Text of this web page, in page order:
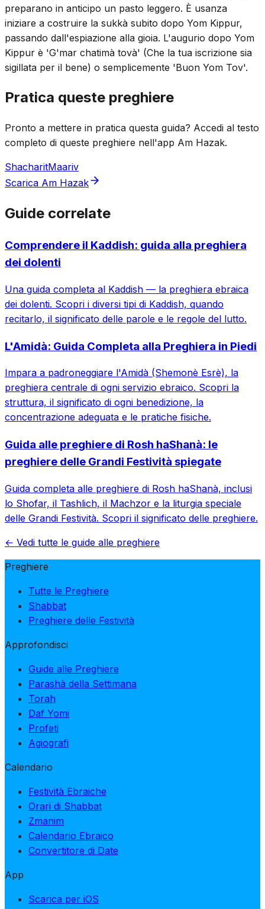
preparano in anticipo un pasto leggero. È usanza
iniziare a costruire la sukkà subito dopo Yom Kippur,
passando dall'espiazione alla gioia. L'augurio dopo Yom
Kippur è 'G'mar chatimà tovà' (Che la tua iscrizione sia
sigillata per il bene) o semplicemente 'Buon Yom Tov'.
Pratica queste preghiere
Pronto a mettere in pratica questa guida? Accedi al testo
completo di queste preghiere nell'app Am Hazak.
ShacharitMaariv
Scarica Am Hazak
Guide correlate
Comprendere il Kaddish: guida alla preghiera
dei dolenti
Una guida completa al Kaddish — la preghiera ebraica
dei dolenti. Scopri i diversi tipi di Kaddish, quando
recitarlo, il significato delle parole e le regole del lutto.
L'Amidà: Guida Completa alla Preghiera in Piedi
Impara a padroneggiare l'Amidà (Shemonè Esrè), la
preghiera centrale di ogni servizio ebraico. Scopri la
struttura, il significato di ogni benedizione, la
concentrazione adeguata e le pratiche fisiche.
Guida alle preghiere di Rosh haShanà: le
preghiere delle Grandi Festività spiegate
Guida completa alle preghiere di Rosh haShanà, inclusi
lo Shofar, il Tashlich, il Machzor e la liturgia speciale
delle Grandi Festività. Scopri il significato delle preghiere.
← Vedi tutte le guide alle preghiere
Preghiere
Tutte le Preghiere
Shabbat
Preghiere delle Festività
Approfondisci
Guide alle Preghiere
Parashà della Settimana
Torah
Daf Yomi
Profeti
Agiografi
Calendario
Festività Ebraiche
Orari di Shabbat
Zmanim
Calendario Ebraico
Convertitore di Date
App
Scarica per iOS